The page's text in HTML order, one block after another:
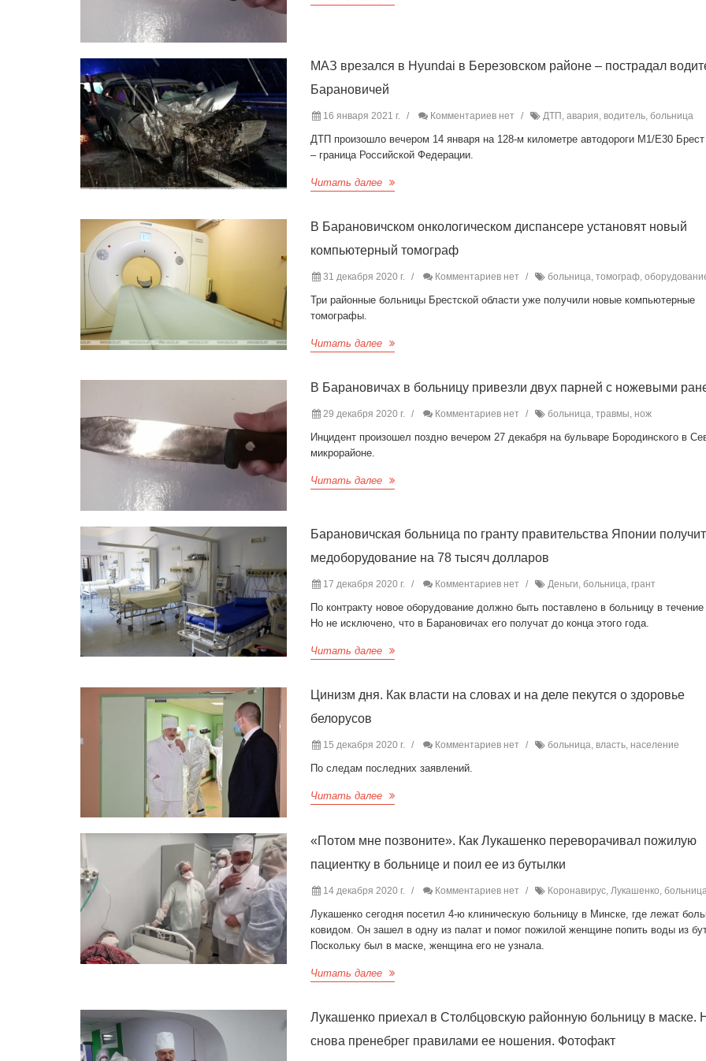
МАЗ врезался в Hyundai в Березовском районе – пострадал
Барановичей
16 января 2021 г. Комментариев нет ДТП, авария, водитель, больница
ДТП произошло вечером 14 января на 128-м километре автодороги М1/Е30
‒ граница Российской Федерации.
Читать далее
В Барановичском онкологическом диспансере установят новый
компьютерный томограф
31 декабря 2020 г. Комментариев нет больница, томограф,
Три районные больницы Брестской области уже получили новые компьютерные
томографы.
Читать далее
В Барановичах в больницу привезли двух парней с ножевыми
29 декабря 2020 г. Комментариев нет больница, травмы, нож
Инцидент произошел поздно вечером 27 декабря на бульваре Бородинского в
микрорайоне.
Читать далее
Барановичская больница по гранту правительства Японии
медоборудование на 78 тысяч долларов
17 декабря 2020 г. Комментариев нет Деньги, больница, грант
По контракту новое оборудование должно быть поставлено в больницу в течение
Но не исключено, что в Барановичах его получат до конца этого года.
Читать далее
Цинизм дня. Как власти на словах и на деле пекутся о здоровье
белорусов
15 декабря 2020 г. Комментариев нет больница, власть, население
По следам последних заявлений.
Читать далее
«Потом мне позвоните». Как Лукашенко переворачивал пожилую
пациентку в больнице и поил ее из бутылки
14 декабря 2020 г. Комментариев нет Коронавирус, Лукашенко,
Лукашенко сегодня посетил 4-ю клиническую больницу в Минске, где лежат
ковидом. Он зашел в одну из палат и помог пожилой женщине попить воды из
Поскольку был в маске, женщина его не узнала.
Читать далее
Лукашенко приехал в Столбцовскую районную больницу в маске.
снова пренебрег правилами ее ношения. Фотофакт